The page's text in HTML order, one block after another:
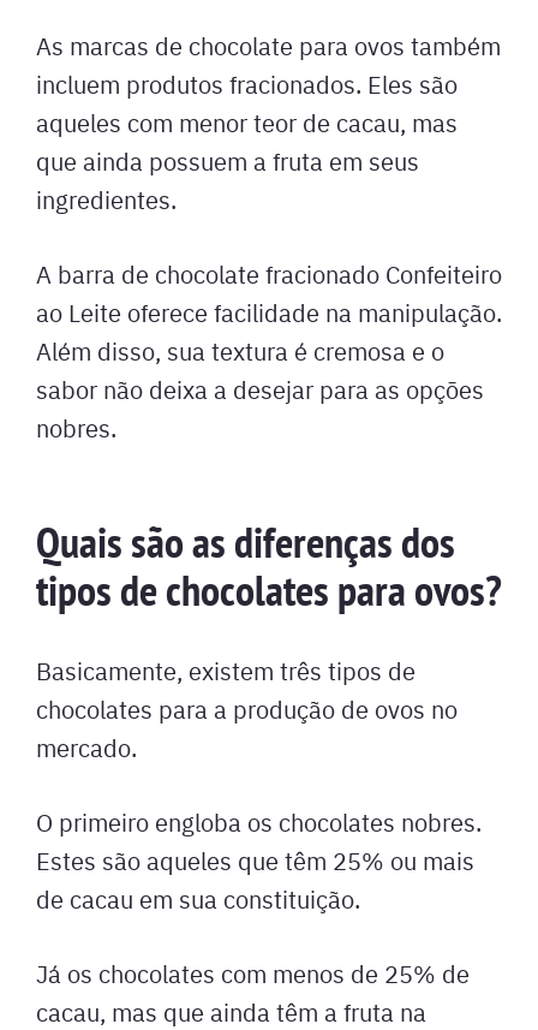
As marcas de chocolate para ovos também
incluem produtos fracionados. Eles são
aqueles com menor teor de cacau, mas
que ainda possuem a fruta em seus
ingredientes.
A barra de chocolate fracionado Confeiteiro
ao Leite oferece facilidade na manipulação.
Além disso, sua textura é cremosa e o
sabor não deixa a desejar para as opções
nobres.
Quais são as diferenças dos
tipos de chocolates para ovos?
Basicamente, existem três tipos de
chocolates para a produção de ovos no
mercado.
O primeiro engloba os chocolates nobres.
Estes são aqueles que têm 25% ou mais
de cacau em sua constituição.
Já os chocolates com menos de 25% de
cacau, mas que ainda têm a fruta na